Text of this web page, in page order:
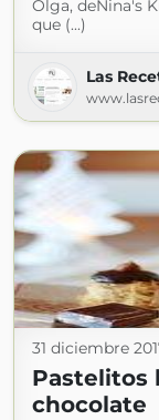
Olga, deNina's
que (...)
Las
31 diciembre
Pastelitos
chocolate